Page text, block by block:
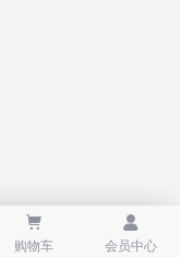

购物车

会员中心